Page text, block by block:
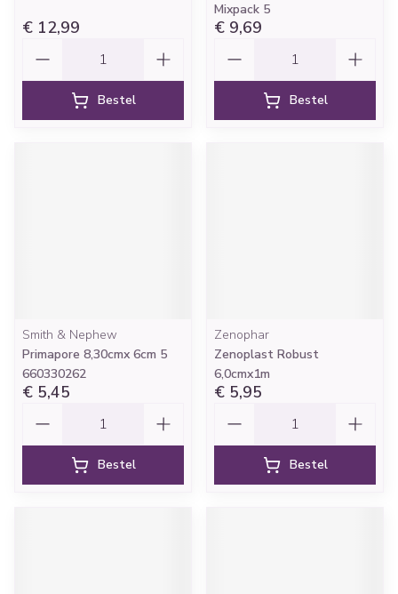
€ 12,99
Bestel
Mixpack 5
€ 9,69
Bestel
Smith & Nephew
Primapore 8,30cmx 6cm 5
660330262
€ 5,45
Bestel
Zenophar
Zenoplast Robust
6,0cmx1m
€ 5,95
Bestel